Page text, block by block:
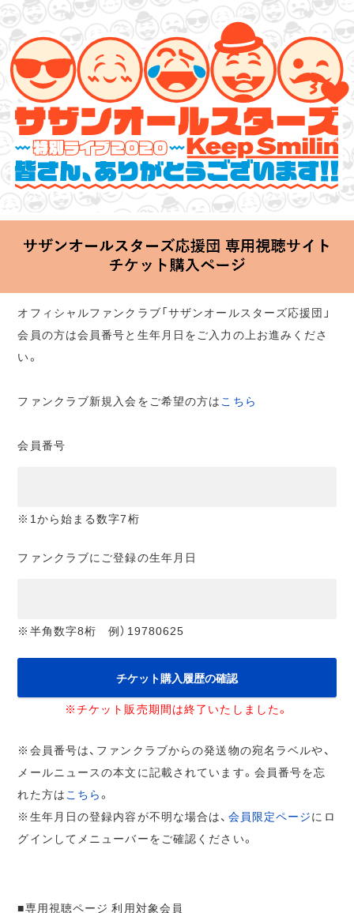
サザンオールスターズ 特別ライブ 2020
「Keep Smilin’～皆さん、ありがとうございます!!～」
2020.06.25 Thu 20:00 Start at 横浜アリーナ
オフィシャルファンクラブ「サザンオールスターズ応援団」
会員の方は会員番号と生年月日をご入力の上お進みくださ
い。
ファンクラブ新規入会をご希望の方は こちら
会員番号
※1から始まる数字7桁
ファンクラブにご登録の生年月日
※半角数字8桁 例）19780625
チケット購入履歴の確認
※チケット販売期間は終了いたしました。
※会員番号は、ファンクラブからの発送物の宛名ラベルや、
メールニュースの本文に記載されています。会員番号を忘
れた方は こちら。
※生年月日の登録内容が不明な場合は、 会員限定ページにロ
グインしてメニューバーをご確認ください。
■専用視聴ページ 利用対象会員